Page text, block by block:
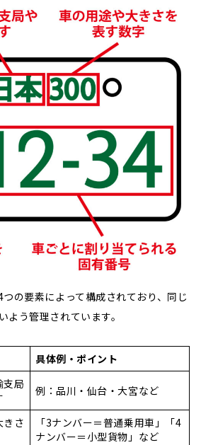
の要素によって構成されており、同じ
よう管理されています。
具体例・ポイント
支局
例：品川・仙台・大宮など
きさ
「3ナンバー＝普通乗用車」「4
ナンバー＝小型貨物」など